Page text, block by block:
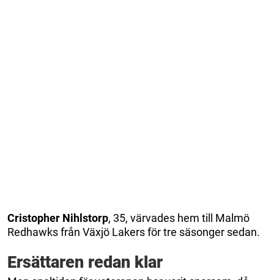
Cristopher Nihlstorp, 35, värvades hem till Malmö
Redhawks från Växjö Lakers för tre säsonger sedan.
Ersättaren redan klar